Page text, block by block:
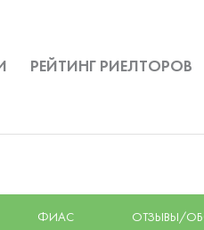
РЕЙТИНГ РИЕЛТОРОВ
ФИАС ОТЗЫВЫ/